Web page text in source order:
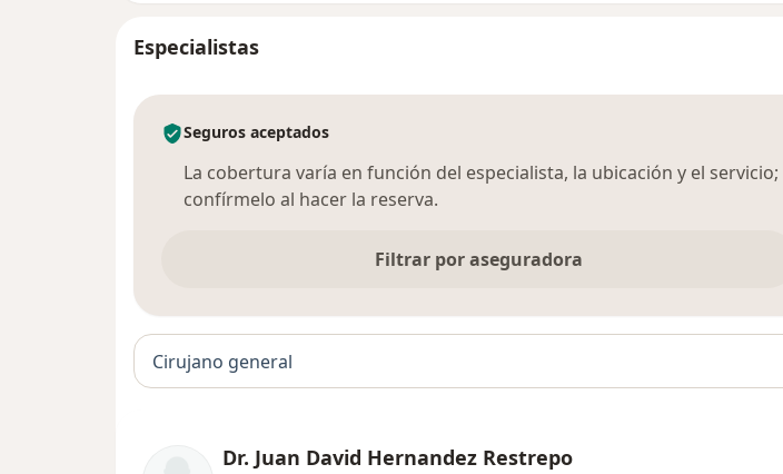
Especialistas
Seguros aceptados
La cobertura varía en función del especialista, la ubicación y el servicio;
confírmelo al hacer la reserva.
Filtrar por aseguradora
Cirujano general
Dr. Juan David Hernandez Restrepo